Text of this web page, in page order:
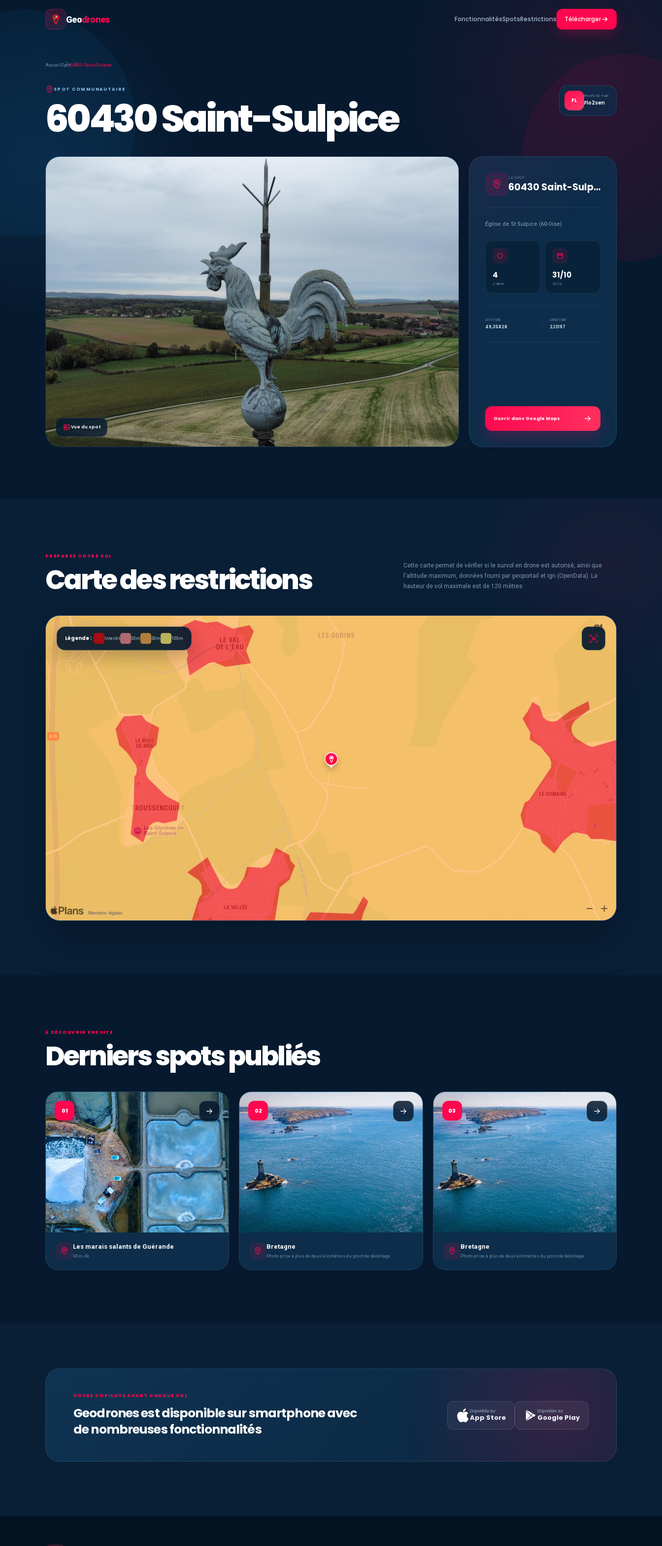
Geodrones FonctionnalitésSpotsRestrictions Télécharger
Accueil Spot60430 Saint-Sulpice
SPOT COMMUNAUTAIRE
60430 Saint-Sulpice FL
PROPOSÉ PAR
Flo2sen
Vue du spot
LE SPOT
60430 Saint-Sulpice
Église de St Sulpice (60-Oise)
4
J’aime
31/10
2022
LATITUDE
49,35828
LONGITUDE
2,13197
Ouvrir dans Google Maps
PRÉPAREZ VOTRE VOL
Carte des restrictions
Cette carte permet de vérifier si le survol en drone est autorisé, ainsi que
l'altitude maximum, données fourni par geoportail et ign (OpenData). La
hauteur de vol maximale est de 120 mètres
Légende : Interdit 30m 50m 100m
À DÉCOUVRIR ENSUITE
Derniers spots publiés
01
Les marais salants de Guérande
Mini 4k
02
Bretagne
Photo prise à plus de deux kilomètres du point de décollage
03
Bretagne
Photo prise à plus de deux kilomètres du point de décollage
VOTRE COPILOTE AVANT CHAQUE VOL
Geodrones est disponible sur smartphone avec
de nombreuses fonctionnalités
Disponible sur
App Store
Disponible sur
Google Play